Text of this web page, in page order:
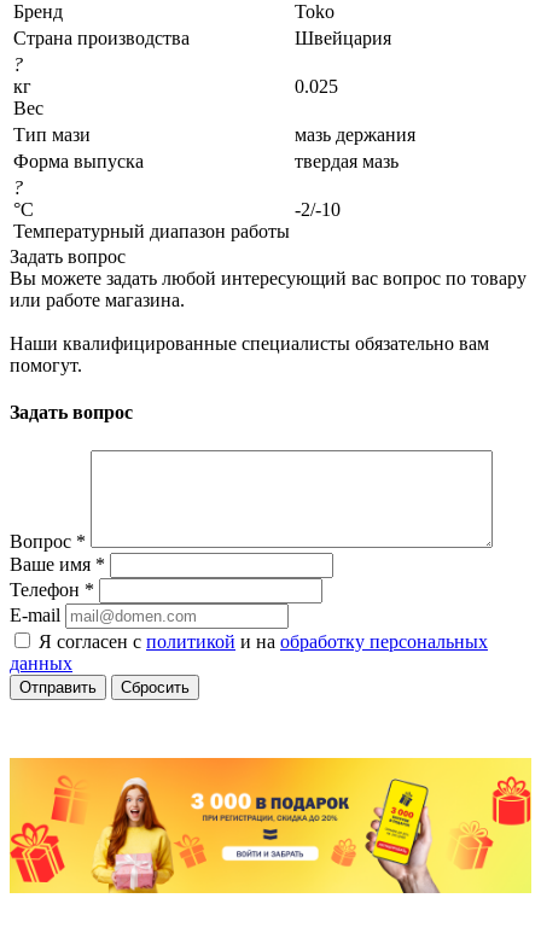
Бренд
Toko
Страна производства
Швейцария
?
кг
Вес
0.025
Тип мази
мазь держания
Форма выпуска
твердая мазь
?
°C
Температурный диапазон работы
-2/-10
Задать вопрос
Вы можете задать любой интересующий вас вопрос по товару
или работе магазина.
Наши квалифицированные специалисты обязательно вам
помогут.
Задать вопрос
Вопрос *
Ваше имя *
Телефон *
E-mail
Я согласен с политикой и на обработку персональных
данных
Сбросить